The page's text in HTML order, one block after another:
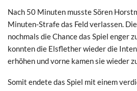
Nach 50 Minuten musste Sören
Minuten-Strafe das Feld verlassen.
nochmals die Chance das Spiel enger
konnten die Elsflether wieder die
erhöhen und vorne kamen sie wieder
Somit endete das Spiel mit einem